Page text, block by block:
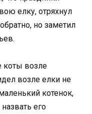
елку, отряхнул
но заметил
коты возле
возле елки не
котенок,
его